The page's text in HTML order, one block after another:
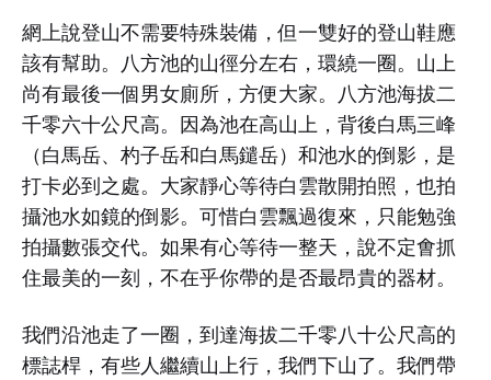
網上說登山不需要特殊裝備，但一雙好的登山鞋應
該有幫助。八方池的山徑分左右，環繞一圈。山上
尚有最後一個男女廁所，方便大家。八方池海拔二
千零六十公尺高。因為池在高山上，背後白馬三峰
（白馬岳、杓子岳和白馬鑓岳）和池水的倒影，是
打卡必到之處。大家靜心等待白雲散開拍照，也拍
攝池水如鏡的倒影。可惜白雲飄過復來，只能勉強
拍攝數張交代。如果有心等待一整天，說不定㑹抓
住最美的一刻，不在乎你帶的是否最昂貴的器材。
我們沿池走了一圈，到達海拔二千零八十公尺高的
標誌桿，有些人繼續山上行，我們下山了。我們帶